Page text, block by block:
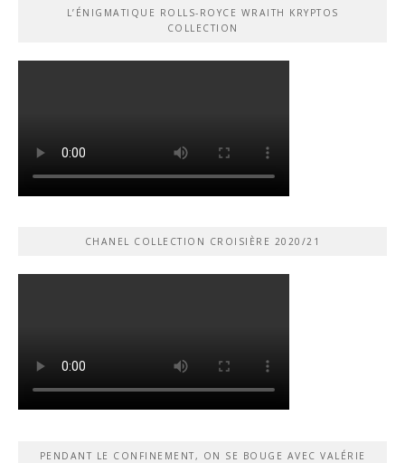
L’ÉNIGMATIQUE ROLLS-ROYCE WRAITH KRYPTOS
COLLECTION
CHANEL COLLECTION CROISIÈRE 2020/21
PENDANT LE CONFINEMENT, ON SE BOUGE AVEC VALÉRIE